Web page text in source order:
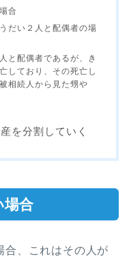
合
だい２人と配偶者の場
と配偶者であるが、き
しており、その死亡し
相続人から見た甥や
を分割していく
場合
合、これはその人が